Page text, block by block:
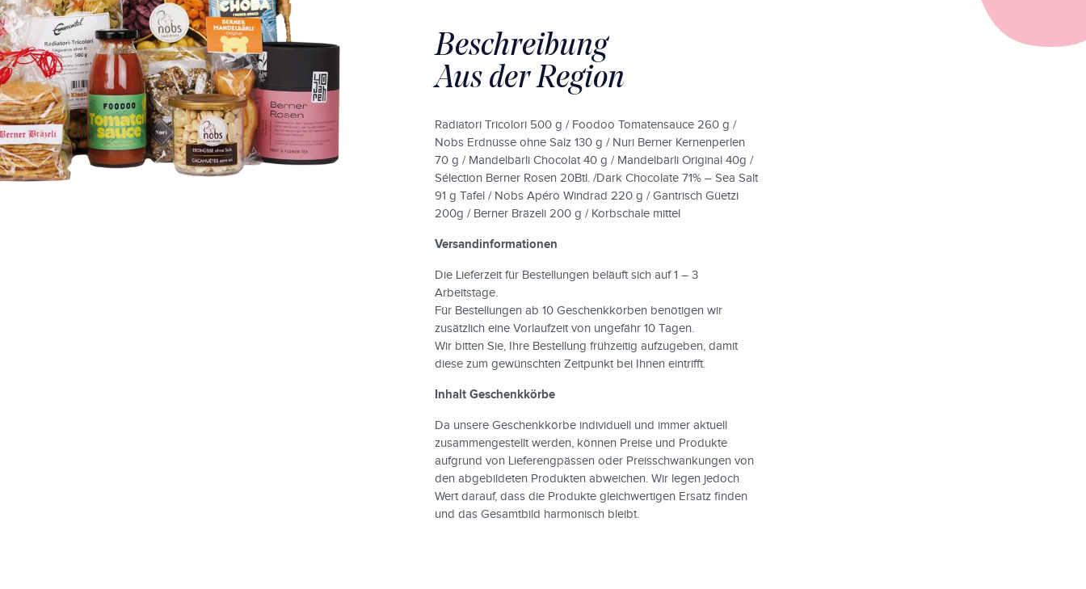
Beschreibung
Aus der Region
Radiatori Tricolori 500 g / Foodoo Tomatensauce 260 g /
Nobs Erdnüsse ohne Salz 130 g / Nuri Berner Kernenperlen
70 g / Mandelbärli Chocolat 40 g / Mandelbärli Original 40g /
Sélection Berner Rosen 20Btl. /Dark Chocolate 71% – Sea Salt
91 g Tafel / Nobs Apéro Windrad 220 g / Gantrisch Güetzi
200g / Berner Bräzeli 200 g / Korbschale mittel
Versandinformationen
Die Lieferzeit für Bestellungen beläuft sich auf 1 – 3
Arbeitstage.
Für Bestellungen ab 10 Geschenkkörben benötigen wir
zusätzlich eine Vorlaufzeit von ungefähr 10 Tagen.
Wir bitten Sie, Ihre Bestellung frühzeitig aufzugeben, damit
diese zum gewünschten Zeitpunkt bei Ihnen eintrifft.
Inhalt Geschenkkörbe
Da unsere Geschenkkörbe individuell und immer aktuell
zusammengestellt werden, können Preise und Produkte
aufgrund von Lieferengpässen oder Preisschwankungen von
den abgebildeten Produkten abweichen. Wir legen jedoch
Wert darauf, dass die Produkte gleichwertigen Ersatz finden
und das Gesamtbild harmonisch bleibt.